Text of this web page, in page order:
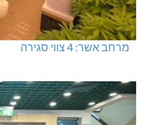
מרחב אשר: 4 צווי סגירה